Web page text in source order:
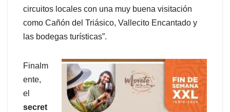
circuitos locales con una muy buena visitación
como Cañón del Triásico, Vallecito Encantado y
las bodegas turísticas”.
Finalm
ente,
el
secret